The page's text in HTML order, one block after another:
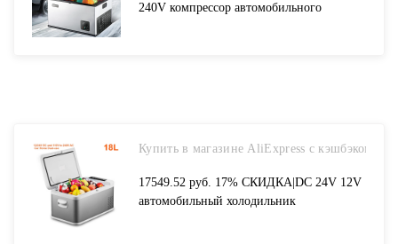
240V компрессор автомобильного
Купить в магазине AliExpress с кэшбэком
17549.52 руб. 17% СКИДКА|DC 24V 12V
автомобильный холодильник